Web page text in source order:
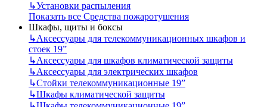
↳Установки распыления
Показать все Средства пожаротушения
Шкафы, щиты и боксы
↳Аксессуары для телекоммуникационных шкафов и
стоек 19”
↳Аксессуары для шкафов климатической защиты
↳Аксессуары для электрических шкафов
↳Стойки телекоммуникационные 19”
↳Шкафы климатической защиты